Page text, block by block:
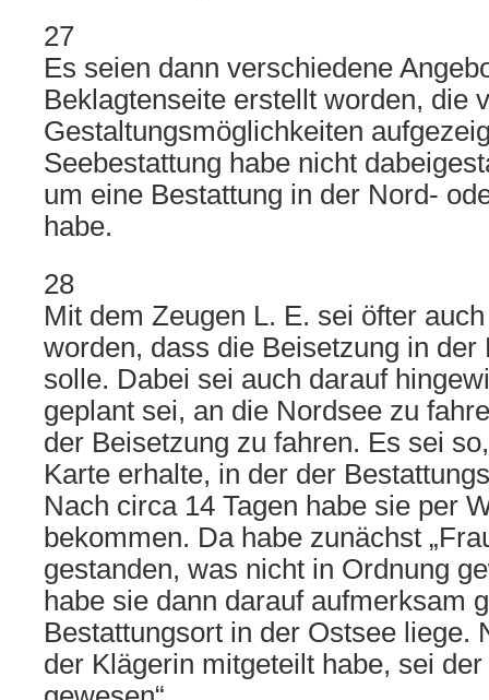
27
Es seien dann verschiedene
Beklagtenseite erstellt worden, die
Gestaltungsmöglichkeiten
Seebestattung habe nicht
um eine Bestattung in der Nord-
habe.
28
Mit dem Zeugen L. E. sei öfter
worden, dass die Beisetzung in der
solle. Dabei sei auch darauf
geplant sei, an die Nordsee zu
der Beisetzung zu fahren. Es sei
Karte erhalte, in der der
Nach circa 14 Tagen habe sie per
bekommen. Da habe zunächst
gestanden, was nicht in Ordnung
habe sie dann darauf aufmerksam
Bestattungsort in der Ostsee liege.
der Klägerin mitgeteilt habe, sei der